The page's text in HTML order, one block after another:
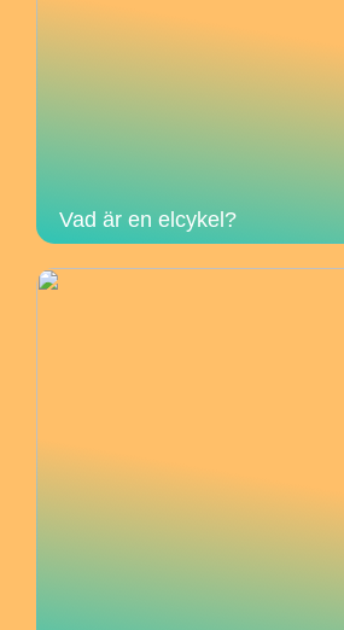
Vad är en elcykel?